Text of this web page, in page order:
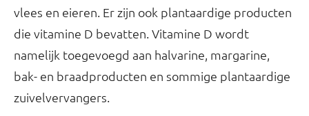
vlees en eieren. Er zijn ook plantaardige producten
die vitamine D bevatten. Vitamine D wordt
namelijk toegevoegd aan halvarine, margarine,
bak- en braadproducten en sommige plantaardige
zuivelvervangers.